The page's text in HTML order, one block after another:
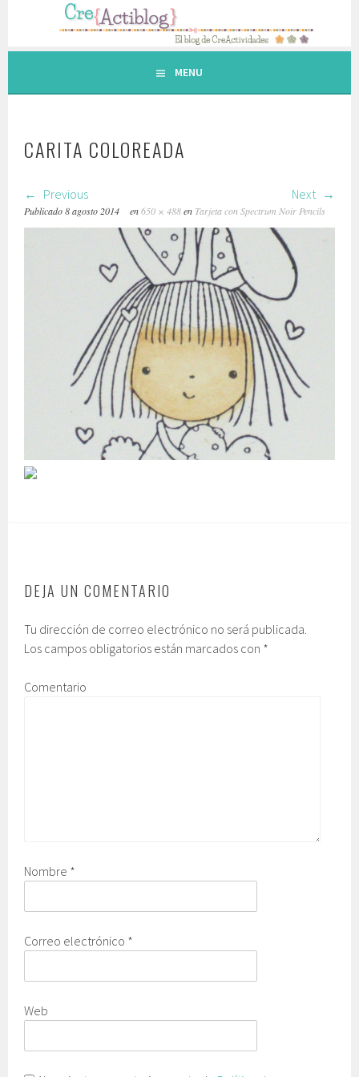
contenido.
MENU
CARITA COLOREADA
Previous Next
Publicado8 agosto 2014 en650 × 488en Tarjeta con Spectrum Noir Pencils
DEJA UN COMENTARIO
Tu dirección de correo electrónico no será publicada.
Los campos obligatorios están marcados con *
Comentario
Nombre *
Correo electrónico *
Web